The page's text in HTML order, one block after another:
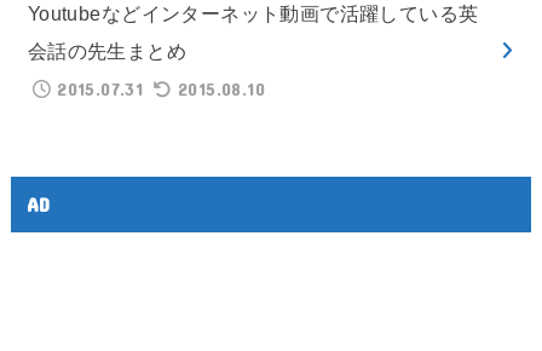
Youtubeなどインターネット動画で活躍している英
会話の先生まとめ
2015.07.31
2015.08.10
AD